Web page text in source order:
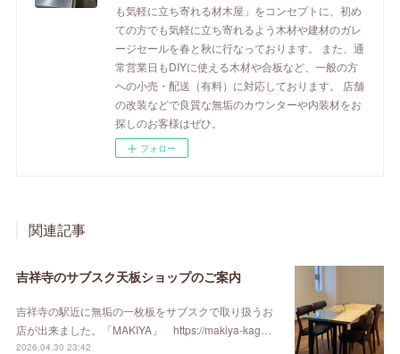
も気軽に立ち寄れる材木屋」をコンセプトに、初め
ての方でも気軽に立ち寄れるよう木材や建材のガレ
ージセールを春と秋に行なっております。 また、通
常営業日もDIYに使える木材や合板など、一般の方
への小売・配送（有料）に対応しております。 店舗
の改装などで良質な無垢のカウンターや内装材をお
探しのお客様はぜひ。
フォロー
関連記事
吉祥寺のサブスク天板ショップのご案内
吉祥寺の駅近に無垢の一枚板をサブスクで取り扱うお
店が出来ました。「MAKIYA」 https://makiya-kag…
2026.04.30 23:42